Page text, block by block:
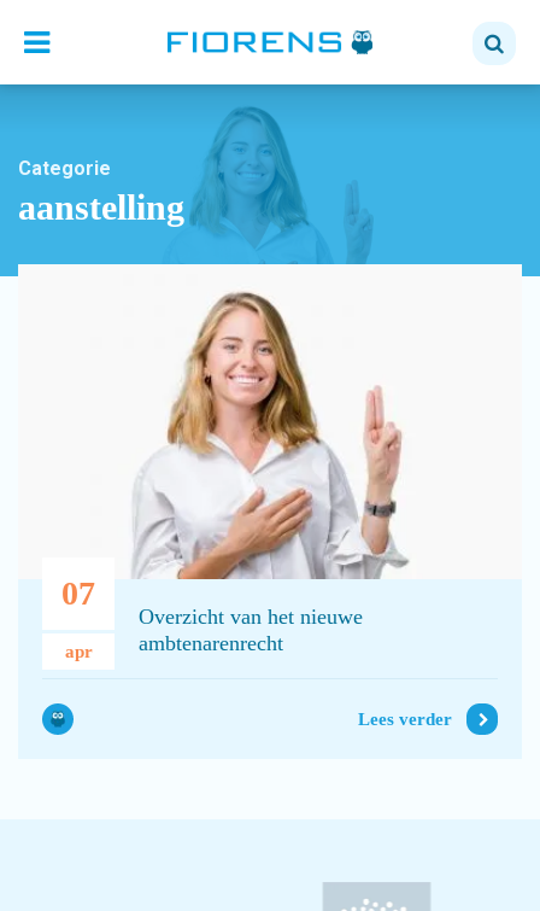
Categorie
aanstelling
07
apr
Overzicht van het nieuwe
ambtenarenrecht
Lees verder